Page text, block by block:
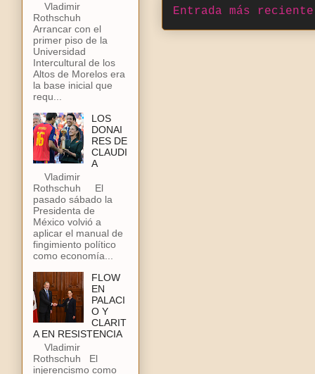
Entrada más reciente
Vladimir
Rothschuh
Arrancar con el
primer piso de la
Universidad
Intercultural de los
Altos de Morelos era
la base inicial que
requ...
LOS
DONAI
RES DE
CLAUDI
A
Vladimir
Rothschuh El
pasado sábado la
Presidenta de
México volvió a
aplicar el manual de
fingimiento político
como economía...
FLOW
EN
PALACI
O Y
CLARIT
A EN RESISTENCIA
Vladimir
Rothschuh El
injerencismo como